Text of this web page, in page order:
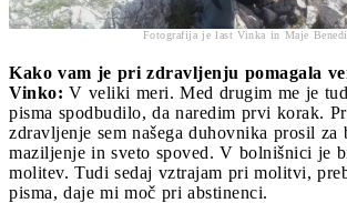
Fotografija je last Vinka in Maje
Kako vam je pri zdravljenju pomagala
Vinko: V veliki meri. Med drugim me je
pisma spodbudilo, da naredim prvi korak.
zdravljenje sem našega duhovnika prosil za
maziljenje in sveto spoved. V bolnišnici je
molitev. Tudi sedaj vztrajam pri molitvi,
pisma, daje mi moč pri abstinenci.